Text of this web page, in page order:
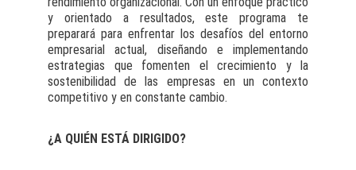
y orientado a resultados, este programa te
preparará para enfrentar los desafíos del entorno
empresarial actual, diseñando e implementando
estrategias que fomenten el crecimiento y la
sostenibilidad de las empresas en un contexto
competitivo y en constante cambio.
¿A QUIÉN ESTÁ DIRIGIDO?